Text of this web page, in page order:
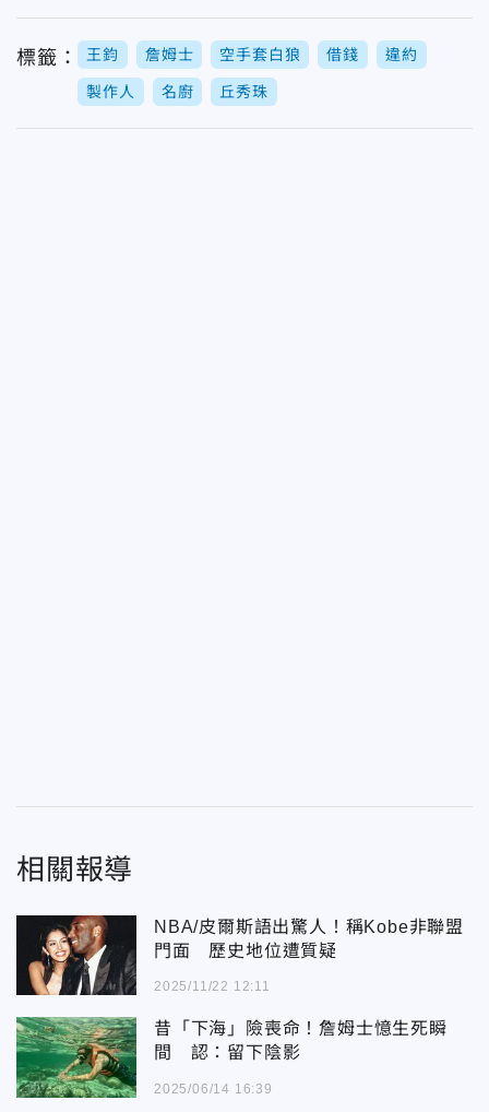
標籤： 王鈞 詹姆士 空手套白狼 借錢 違約
製作人 名廚 丘秀珠
相關報導
NBA/皮爾斯語出驚人！稱Kobe非聯盟
門面 歷史地位遭質疑
2025/11/22 12:11
昔「下海」險喪命！詹姆士憶生死瞬
間 認：留下陰影
2025/06/14 16:39